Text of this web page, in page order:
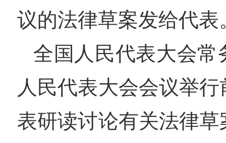
议的法律草案发给代表
全国人民代表大会常
人民代表大会会议举
表研读讨论有关法律